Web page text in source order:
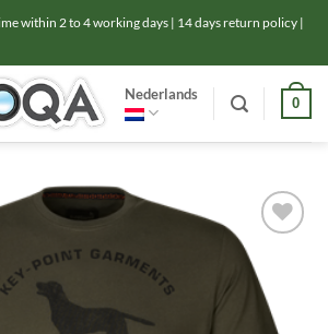
within 2 to 4 working days | 14 days return policy |
Nederlands
0
Toevoegen
aan
verlanglijst